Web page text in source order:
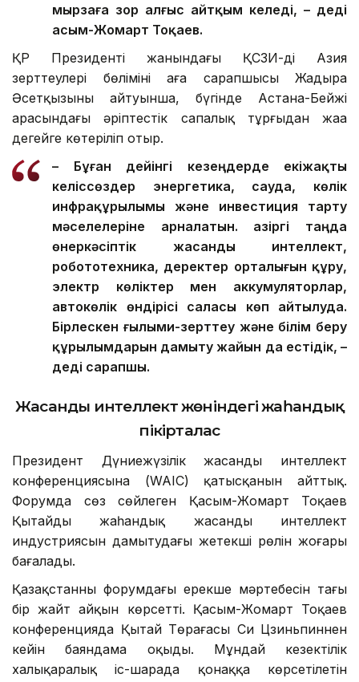
мырзаға зор алғыс айтқым келеді, – деді
Қасым-Жомарт Тоқаев.
ҚР Президенті жанындағы ҚСЗИ-дің Азия
зерттеулері бөлімінің аға сарапшысы Жадыра
Әсетқызының айтуынша, бүгінде Астана-Бейжің
арасындағы әріптестік сапалық тұрғыдан жаңа
деңгейге көтеріліп отыр.
– Бұған дейінгі кезеңдерде екіжақты
келіссөздер энергетика, сауда, көлік
инфрақұрылымы және инвестиция тарту
мәселелеріне арналатын. Қазіргі таңда
өнеркәсіптік жасанды интеллект,
робототехника, деректер орталығын құру,
электр көліктер мен аккумуляторлар,
автокөлік өндірісі саласы көп айтылуда.
Бірлескен ғылыми-зерттеу және білім беру
құрылымдарын дамыту жайын да естідік, –
деді сарапшы.
Жасанды интеллект жөніндегі жаһандық
пікірталас
Президент Дүниежүзілік жасанды интеллект
конференциясына (WAIC) қатысқанын айттық.
Форумда сөз сөйлеген Қасым-Жомарт Тоқаев
Қытайдың жаһандық жасанды интеллект
индустриясын дамытудағы жетекші рөлін жоғары
бағалады.
Қазақстанның форумдағы ерекше мәртебесін тағы
бір жайт айқын көрсетті. Қасым-Жомарт Тоқаев
конференцияда Қытай Төрағасы Си Цзиньпиннен
кейін баяндама оқыды. Мұндай кезектілік
халықаралық іс-шарада қонаққа көрсетілетін